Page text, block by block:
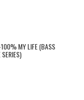
MY LIFE (BASS